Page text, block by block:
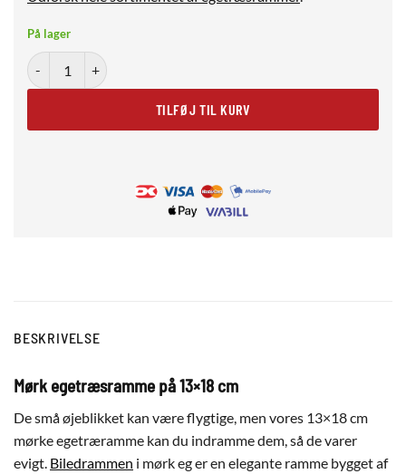
På lager
Massiv egetræsramme (mørk) 13x18 cm antal
TILFØJ TIL KURV
BESKRIVELSE
Mørk egetræsramme på 13×18 cm
De små øjeblikket kan være flygtige, men vores 13×18 cm
mørke egetræramme kan du indramme dem, så de varer
evigt. Biledrammen i mørk eg er en elegante ramme bygget af